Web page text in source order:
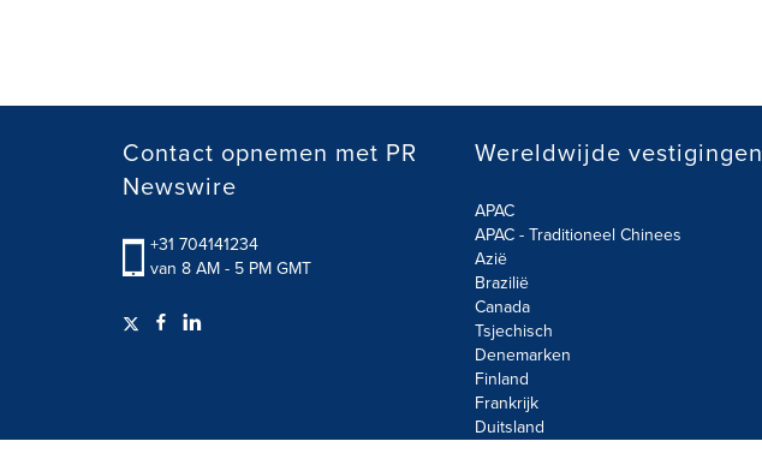
Contact opnemen met PR
Newswire
+31 704141234
van 8 AM - 5 PM GMT
Wereldwijde vestigingen
APAC
APAC - Traditioneel Chinees
Azië
Brazilië
Canada
Tsjechisch
Denemarken
Finland
Frankrijk
Duitsland